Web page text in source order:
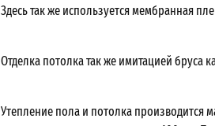
Здесь так же используется мембранная
Отделка потолка так же имитацией бруса
Утепление пола и потолка производится